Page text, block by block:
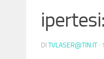
DI TVLASER@TIN.IT ·